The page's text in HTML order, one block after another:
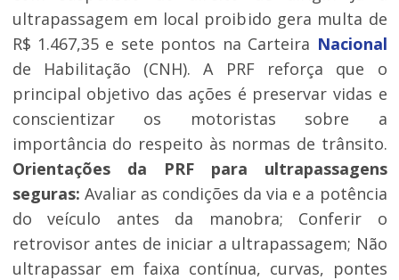
ultrapassagem em local proibido gera multa de
R$ 1.467,35 e sete pontos na Carteira Nacional
de Habilitação (CNH). A PRF reforça que o
principal objetivo das ações é preservar vidas e
conscientizar os motoristas sobre a
importância do respeito às normas de trânsito.
Orientações da PRF para ultrapassagens
seguras: Avaliar as condições da via e a potência
do veículo antes da manobra; Conferir o
retrovisor antes de iniciar a ultrapassagem; Não
ultrapassar em faixa contínua, curvas, pontes